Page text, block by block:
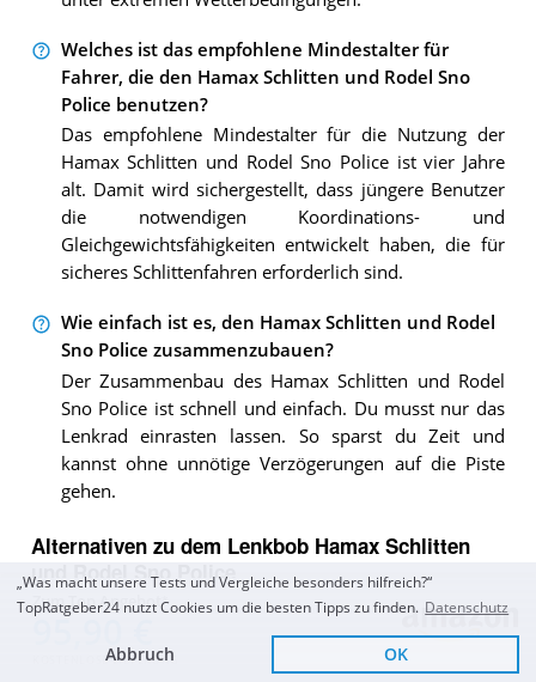
Zum Top Angebot
95,90 €
KOSTENLOSE LIEFERUNG
Welches ist das empfohlene Mindestalter für
Fahrer, die den Hamax Schlitten und Rodel Sno
Police benutzen?
Das empfohlene Mindestalter für die Nutzung der
Hamax Schlitten und Rodel Sno Police ist vier Jahre
alt. Damit wird sichergestellt, dass jüngere Benutzer
die notwendigen Koordinations- und
Gleichgewichtsfähigkeiten entwickelt haben, die für
sicheres Schlittenfahren erforderlich sind.
Wie einfach ist es, den Hamax Schlitten und Rodel
Sno Police zusammenzubauen?
Der Zusammenbau des Hamax Schlitten und Rodel
Sno Police ist schnell und einfach. Du musst nur das
Lenkrad einrasten lassen. So sparst du Zeit und
kannst ohne unnötige Verzögerungen auf die Piste
gehen.
Alternativen zu dem Lenkbob Hamax Schlitten
und Rodel Sno Police
Dieser Lenkbob konnte Sie nicht überzeugen? Das
Tropratgeber24-Team hat die 27 besten Lenbob’s aus
Hier klicken, um zur
„Was macht unsere Tests und Vergleiche besonders hilfreich?“
TopRatgeber24 nutzt Cookies um die besten Tipps zu finden. Datenschutz
Abbruch OK